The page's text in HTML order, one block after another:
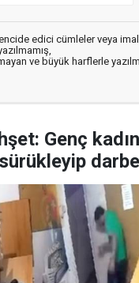
edici cümleler veya
ve büyük harflerle
Genç